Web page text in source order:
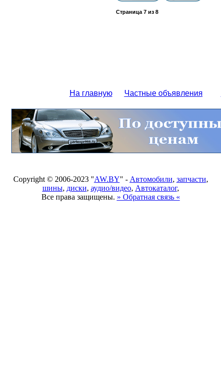
Страница 7из 8
На главную Частные объявления
Copyright © 2006-2023 "AW.BY" - Автомобили, запчасти,
шины, диски, аудио/видео, Автокаталог,
Все права защищены. » Обратная связь «